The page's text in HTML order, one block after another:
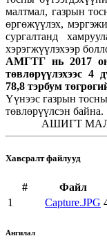
малтмал, газрын
өргөжүүлэх,
сургалтанд
хэрэгжүүлэхээр
АМГТГ нь 2017
төвлөрүүлэхээс 4
78,8 тэрбум
Үүнээс газрын
төвлөрүүлсэн байна.
АШИГТ
Хавсралт файлууд
# Файл
1
Capture.JPG
Ангилал